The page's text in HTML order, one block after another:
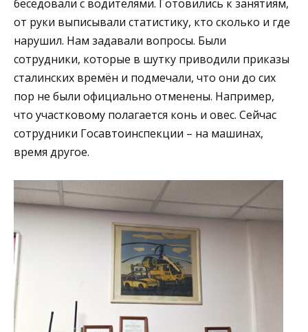
беседовали с водителями. Готовились к занятиям,
от руки выписывали статистику, кто сколько и где
нарушил. Нам задавали вопросы. Были
сотрудники, которые в шутку приводили приказы
сталинских времён и подмечали, что они до сих
пор не были официально отменены. Например,
что участковому полагается конь и овес. Сейчас
сотрудники Госавтоинспекции – на машинах,
время другое.